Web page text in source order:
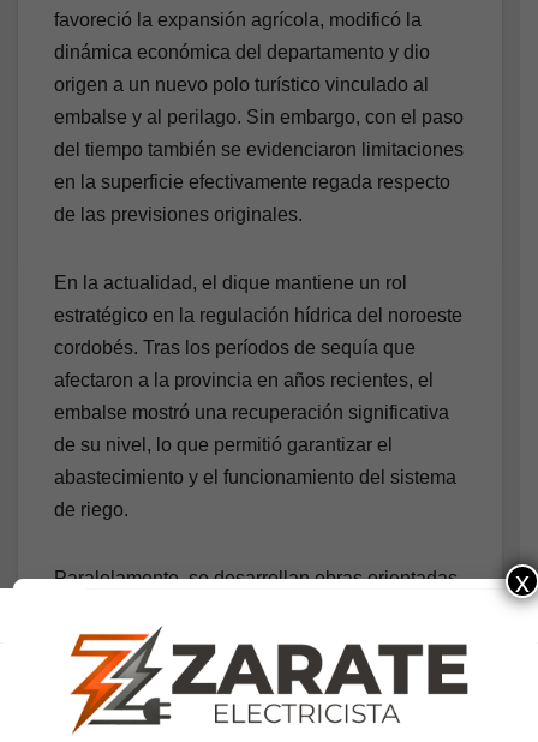
favoreció la expansión agrícola, modificó la
dinámica económica del departamento y dio
origen a un nuevo polo turístico vinculado al
embalse y al perilago. Sin embargo, con el paso
del tiempo también se evidenciaron limitaciones
en la superficie efectivamente regada respecto
de las previsiones originales.
En la actualidad, el dique mantiene un rol
estratégico en la regulación hídrica del noroeste
cordobés. Tras los períodos de sequía que
afectaron a la provincia en años recientes, el
embalse mostró una recuperación significativa
de su nivel, lo que permitió garantizar el
abastecimiento y el funcionamiento del sistema
de riego.
Paralelamente, se desarrollan obras orientadas
proyectos de saneamiento del perilago, mejoras
en la infraestructura cloacal y trabajos viales
destinados a fortalecer el perfil turístico del área.
x